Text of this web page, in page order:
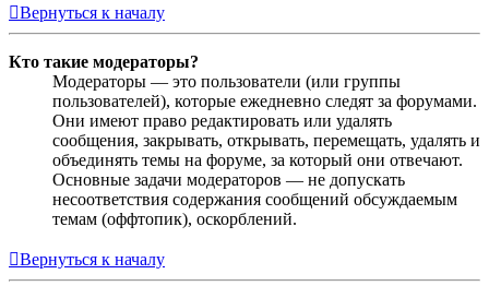
Вернуться к началу
Кто такие модераторы?
Модераторы — это пользователи (или группы
пользователей), которые ежедневно следят за форумами.
Они имеют право редактировать или удалять
сообщения, закрывать, открывать, перемещать, удалять и
объединять темы на форуме, за который они отвечают.
Основные задачи модераторов — не допускать
несоответствия содержания сообщений обсуждаемым
темам (оффтопик), оскорблений.
Вернуться к началу